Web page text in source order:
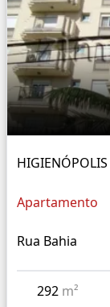
HIGIENÓPOLIS
Apartamento
Rua Bahia
292 m²